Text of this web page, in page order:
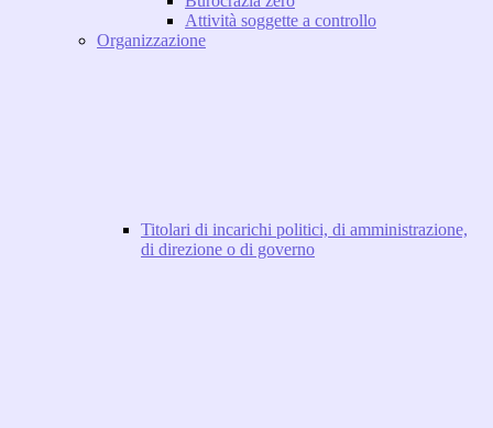
Attività soggette a controllo
Organizzazione
Titolari di incarichi politici, di amministrazione,
di direzione o di governo